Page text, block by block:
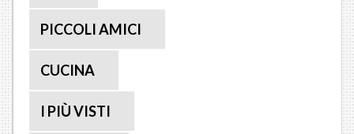
PICCOLI AMICI
CUCINA
I PIÙ VISTI